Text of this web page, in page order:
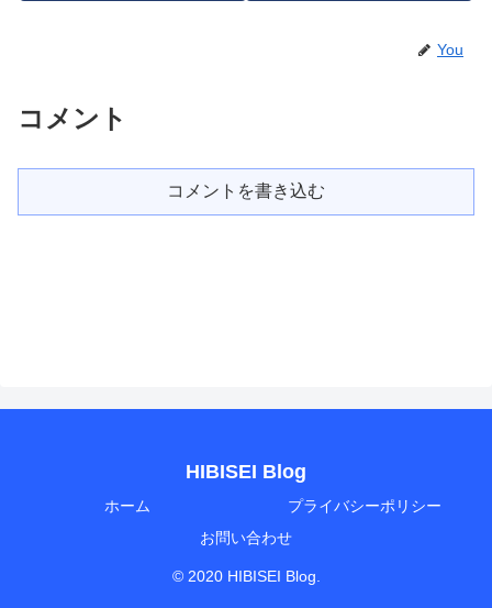
You
コメント
コメントを書き込む
HIBISEI Blog
ホーム
プライバシーポリシー
お問い合わせ
© 2020 HIBISEI Blog.